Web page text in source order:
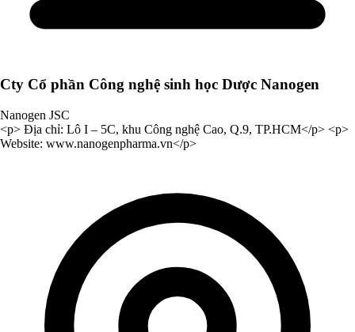
Cty Cổ phần Công nghệ sinh học Dược Nanogen
Nanogen JSC
<p> Địa chỉ: Lô I – 5C, khu Công nghệ Cao, Q.9, TP.HCM</p> <p>
Website: www.nanogenpharma.vn</p>